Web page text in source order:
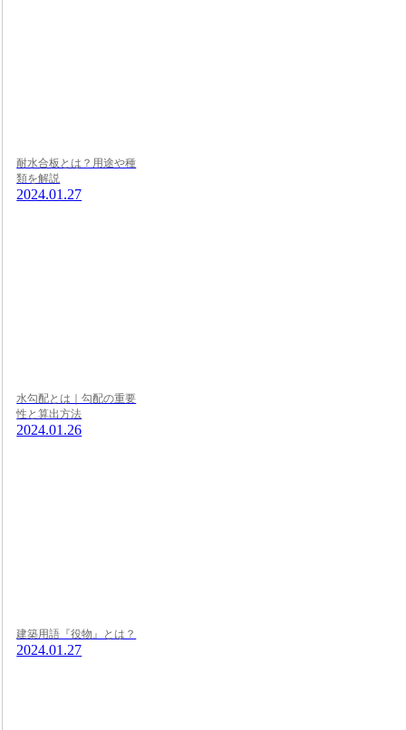
耐水合板とは？用途や種
類を解説
2024.01.27
水勾配とは｜勾配の重要
性と算出方法
2024.01.26
建築用語『役物』とは？
2024.01.27